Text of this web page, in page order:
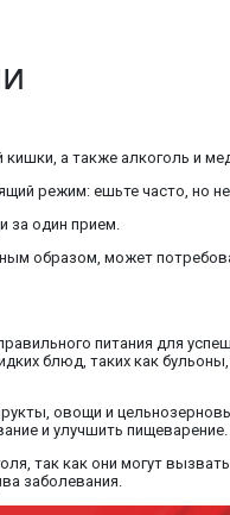
а также алкоголь и
режим: ешьте часто, но
за один прием.
образом, может
питания для
блюд, таких как
овощи и
и улучшить пищеварение.
так как они могут
заболевания.